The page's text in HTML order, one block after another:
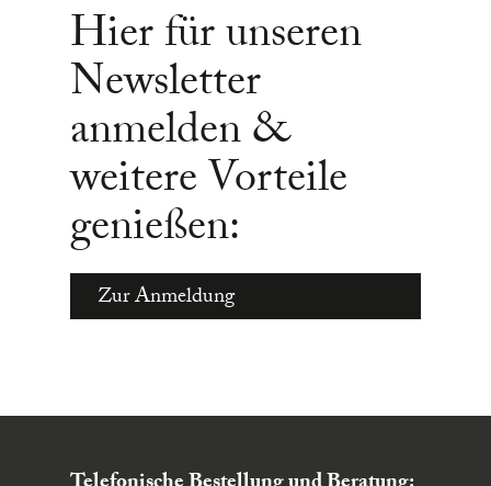
Hier für unseren
Newsletter
anmelden &
weitere Vorteile
genießen:
Zur Anmeldung